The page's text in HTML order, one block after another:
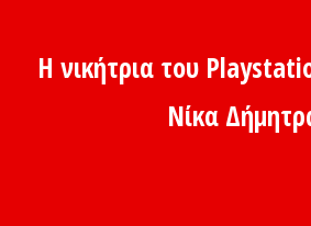
Η νικήτρια του
Νίκα